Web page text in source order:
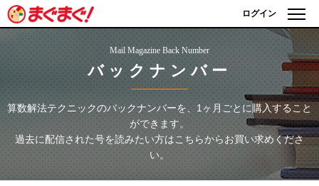
ログイン
Mail Magazine Back Number
バックナンバー
算数解法テクニックのバックナンバーを、1ヶ月ごとに購入すること
ができます。
過去に配信された号を読みたい方はこちらからお買い求めくださ
い。